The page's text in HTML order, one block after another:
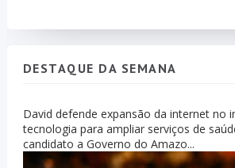
DESTAQUE DA SEMANA
David defende expansão da internet no
tecnologia para ampliar serviços de
candidato a Governo do Amazo...